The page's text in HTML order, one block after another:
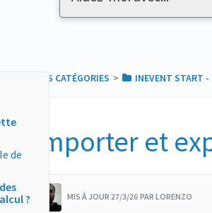
TOUTES LES CATÉGORIES ​>​ ​INEVENT START
Importer et
MIS À JOUR 27/3/26 PAR LORENZO
de
?